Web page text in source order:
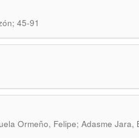
45-91
Ormeño, Felipe; Adasme Jara,